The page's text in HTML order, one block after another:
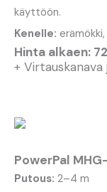
käyttöön.
Kenelle:
Hinta alkaen:
+
PowerPal
Putous: 2–4 m